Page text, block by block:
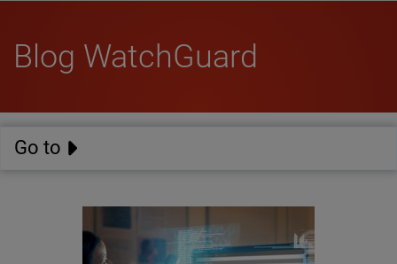
Blog WatchGuard
Go to